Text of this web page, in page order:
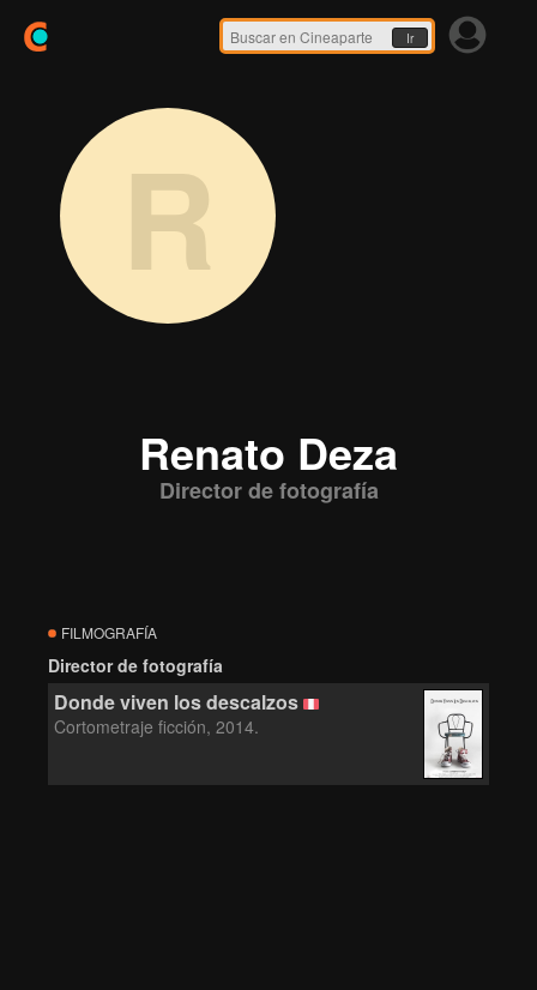
Ir
R
Renato Deza
Director de fotografía
FILMOGRAFÍA
Director de fotografía
Donde viven los descalzos
Cortometraje ficción, 2014.